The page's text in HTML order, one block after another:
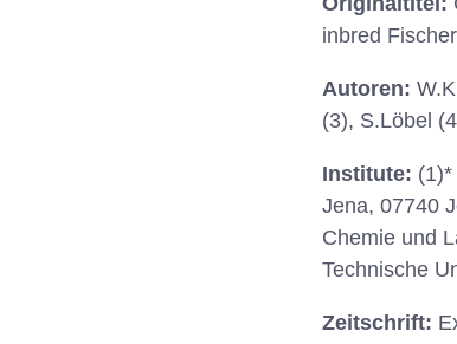
inbred
Autoren:
(3), S.Löbel
Institute:
Jena, 07740
Chemie und
Technische
Zeitschrift: